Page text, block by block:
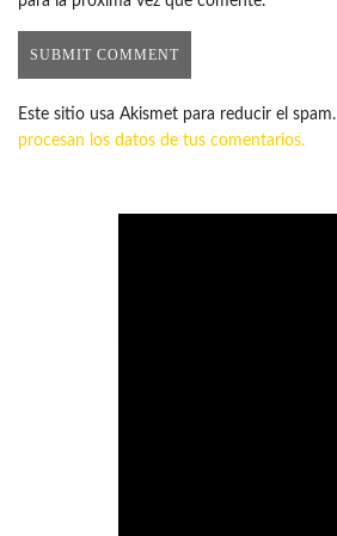
Este sitio usa Akismet para reducir el spam.
procesan los datos de tus comentarios.